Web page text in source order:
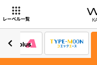
レーベル一覧